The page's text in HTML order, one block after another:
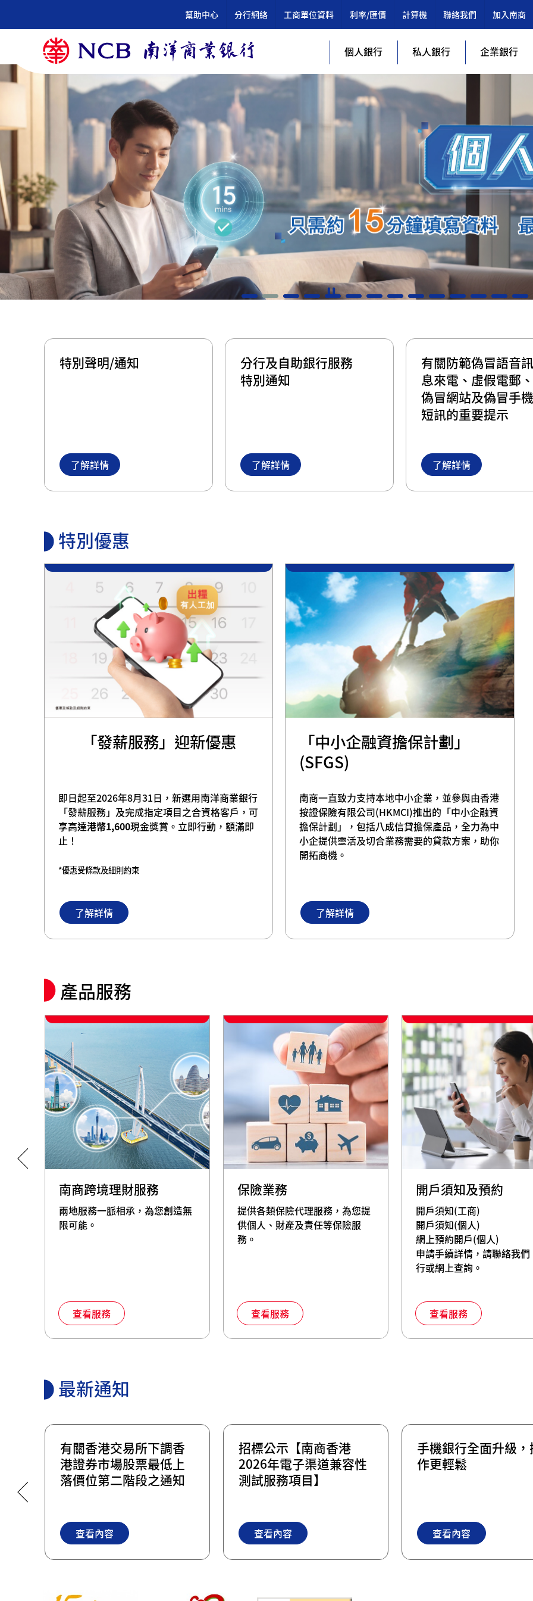
幫助中心 分行網絡 工商單位資料 利率/匯價 計算機 聯絡我們 加入南商
個人銀行 私人銀行 企業銀行
特別聲明/通知
了解詳情
分行及自助銀行服務
特別通知
了解詳情
有關防範偽冒語音訊
息來電、虛假電郵、
偽冒網站及偽冒手機
短訊的重要提示
了解詳情
特別優惠
「發薪服務」迎新優惠
即日起至2026年8月31日，新選用南洋商業銀行
「發薪服務」及完成指定項目之合資格客戶，可
享高達港幣1,600現金獎賞。立即行動，額滿即
止！
*優惠受條款及細則約束
了解詳情
「中小企融資擔保計劃」
(SFGS)
南商一直致力支持本地中小企業，並參與由香港
按證保險有限公司(HKMCI)推出的「中小企融資
擔保計劃」，包括八成信貸擔保產品，全力為中
小企提供靈活及切合業務需要的貸款方案，助你
開拓商機。
了解詳情
產品服務
南商跨境理財服務
兩地服務一脈相承，為您創造無
限可能。
查看服務
保險業務
提供各類保險代理服務，為您提
供個人、財產及責任等保險服
務。
查看服務
開戶須知及預約
開戶須知(工商)
開戶須知(個人)
網上預約開戶(個人)
申請手續詳情，請聯絡我們
行或網上查詢。
查看服務
最新通知
有關香港交易所下調香
港證券市場股票最低上
落價位第二階段之通知
查看內容
招標公示【南商香港
2026年電子渠道兼容性
測試服務項目】
查看內容
手機銀行全面升級，
作更輕鬆
查看內容